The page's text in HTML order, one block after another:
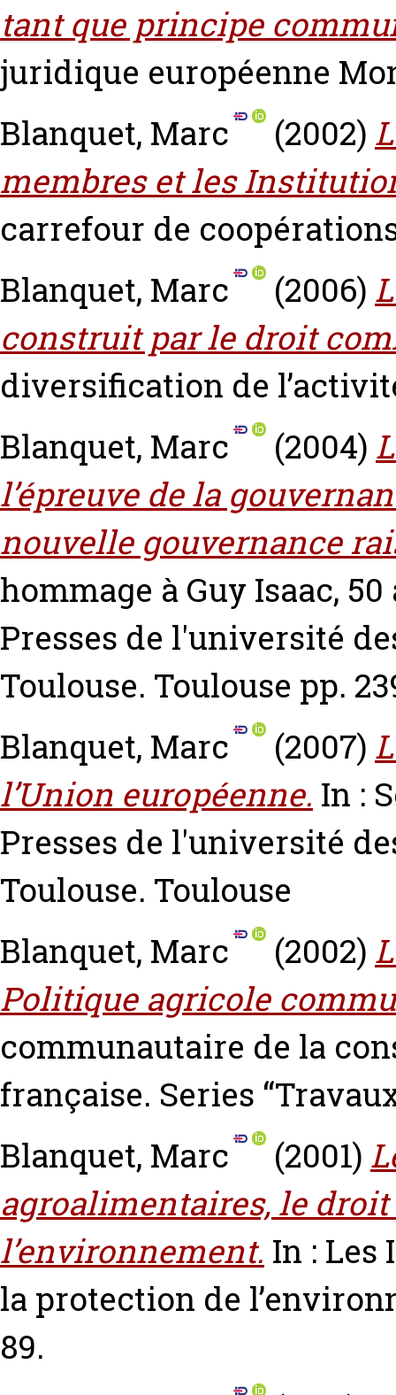
tant que principe
juridique européenne
Blanquet, Marc
(2002)
membres et les
carrefour de coopérations
Blanquet, Marc
(2006)
construit par le droit
diversification de
Blanquet, Marc
(2004)
l’épreuve de la
nouvelle gouvernance
hommage à Guy Isaac,
Presses de l'université
Toulouse. Toulouse pp.
Blanquet, Marc
(2007)
l’Union européenne. In :
Presses de l'université
Toulouse. Toulouse
Blanquet, Marc
(2002)
Politique agricole
communautaire de la
française. Series
Blanquet, Marc
(2001)
agroalimentaires, le
l’environnement. In :
la protection de
89.